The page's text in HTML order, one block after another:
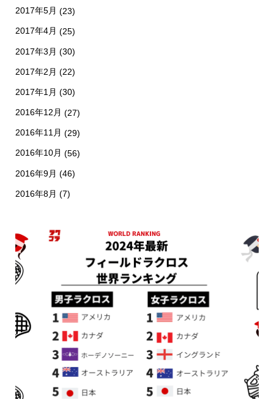
2017年5月 (23)
2017年4月 (25)
2017年3月 (30)
2017年2月 (22)
2017年1月 (30)
2016年12月 (27)
2016年11月 (29)
2016年10月 (56)
2016年9月 (46)
2016年8月 (7)